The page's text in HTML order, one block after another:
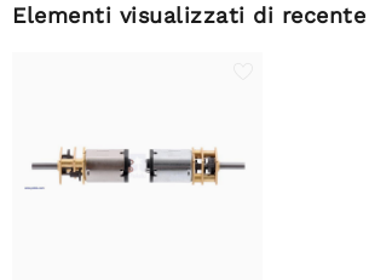
Elementi visualizzati di recente